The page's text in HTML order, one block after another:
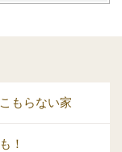
もらない家
！